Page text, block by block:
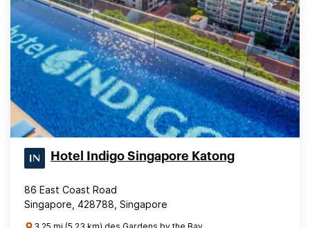
Hotel Indigo Singapore Katong
86 East Coast Road
Singapore, 428788, Singapore